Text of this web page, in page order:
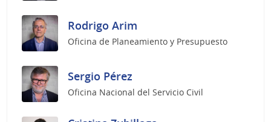
Rodrigo Arim
Oficina de Planeamiento y Presupuesto
Sergio Pérez
Oficina Nacional del Servicio Civil